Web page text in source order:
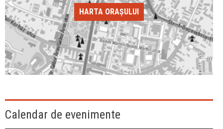
HARTA ORAȘULUI
Calendar de evenimente